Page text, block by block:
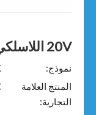
20V اللاسلكي العشب الانتهازي
نموذج:
المنتج العلامة
التجارية: